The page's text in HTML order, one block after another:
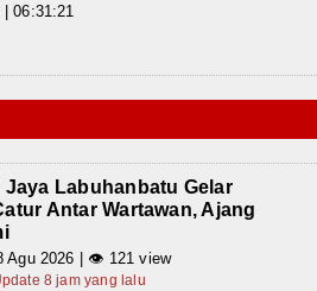
06:31:21
Jaya Labuhanbatu Gelar
Antar Wartawan, Ajang
Agu 2026 | 👁 121 view
8 jam yang lalu